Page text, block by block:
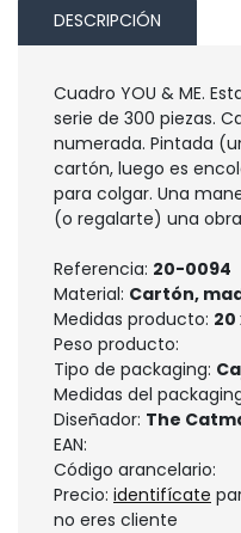
DESCRIPCIÓN
Cuadro YOU & ME.
serie de 300 piezas.
numerada. Pintada
cartón, luego es
para colgar. Una
(o regalarte) una
Referencia: 20-0094
Material: Cartón,
Medidas producto: 20
Peso producto:
Tipo de packaging:
Medidas del
Diseñador: The
EAN:
Código arancelario:
Precio: identifícate
no eres cliente